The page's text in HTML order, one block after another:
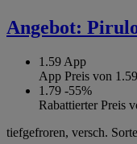
Angebot:
1.59 App
App Preis von
1.79 -55%
Rabattierter Preis
tiefgefroren, versch.